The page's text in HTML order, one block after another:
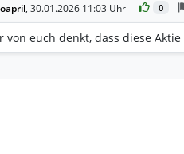
, 30.01.2026 11:03 Uhr 0
von euch denkt, dass diese